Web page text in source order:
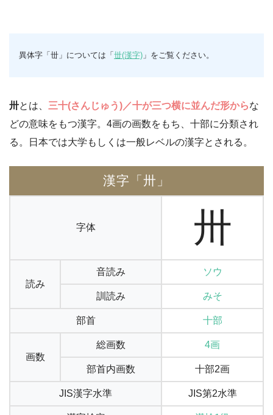
異体字「丗」については「 丗(漢字) 」をご覧ください。
卅とは、 三十(さんじゅう)／十が三つ横に並んだ形からな
どの意味をもつ漢字。4画の画数をもち、十部に分類され
る。日本では大学もしくは一般レベルの漢字とされる。
漢字「卅」
字体 卅
読み
音読み ソウ
訓読み みそ
部首 十部
画数
総画数 4画
部首内画数 十部2画
JIS漢字水準 JIS第2水準